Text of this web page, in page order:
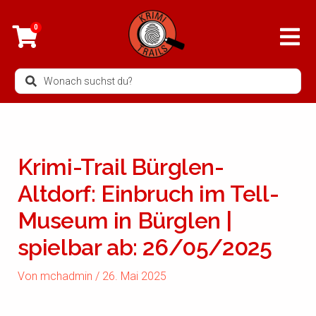
Inhalt
springen
0
Search
...
Krimi-Trail Bürglen-
Altdorf: Einbruch im Tell-
Museum in Bürglen |
spielbar ab: 26/05/2025
Von mchadmin / 26. Mai 2025